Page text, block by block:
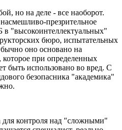
но на деле - все наоборот.
презрительное
"высокоинтеллектуальных"
бюро, испытательных
оно основано на
которое при определенных
быть использовано во вред. С
безопасника "академика"
контроля над "сложными"